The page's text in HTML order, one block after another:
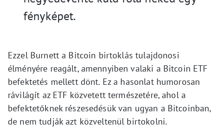
fényképet.
Ezzel Burnett a Bitcoin birtoklás tulajdonosi
élményére reagált, amennyiben valaki a Bitcoin ETF
befektetés mellett dönt. Ez a hasonlat humorosan
rávilágít az ETF közvetett természetére, ahol a
befektetőknek részesedésük van ugyan a Bitcoinban,
de nem tudják azt közveltenül birtokolni.